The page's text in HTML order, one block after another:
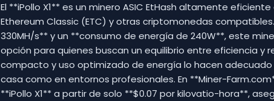
El **iPollo X1** es un minero ASIC EtHash altamente
Ethereum Classic (ETC) y otras criptomonedas
330MH/s** y un **consumo de energía de 240W**, este
opción para quienes buscan un equilibrio entre eficiencia y
compacto y uso optimizado de energía lo hacen
casa como en entornos profesionales. En **Miner-
**iPollo X1** a partir de solo **$0.07 por kilovatio-hora**,